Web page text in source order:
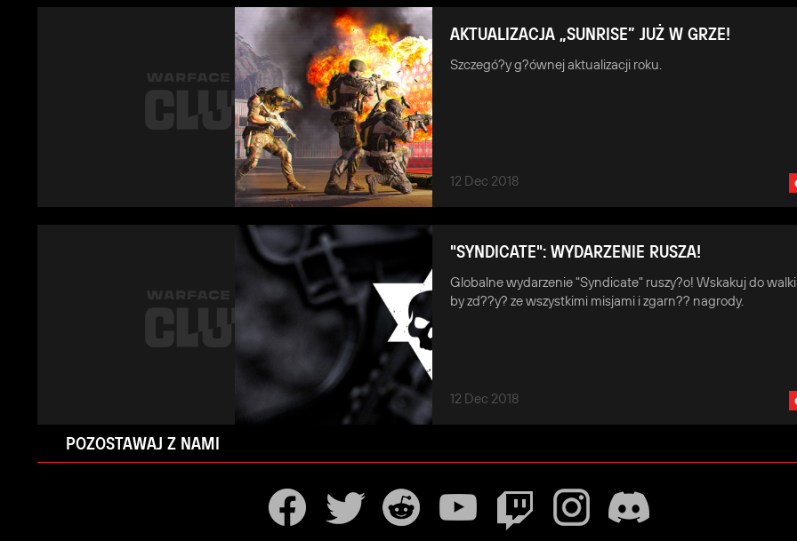
AKTUALIZACJA „SUNRISE” JUŻ W GRZE!
Szczegó?y g?ównej aktualizacji roku.
12 Dec 2018
"SYNDICATE": WYDARZENIE RUSZA!
Globalne wydarzenie "Syndicate" ruszy?o! Wskakuj do
by zd??y? ze wszystkimi misjami i zgarn?? nagrody.
12 Dec 2018
POZOSTAWAJ Z NAMI